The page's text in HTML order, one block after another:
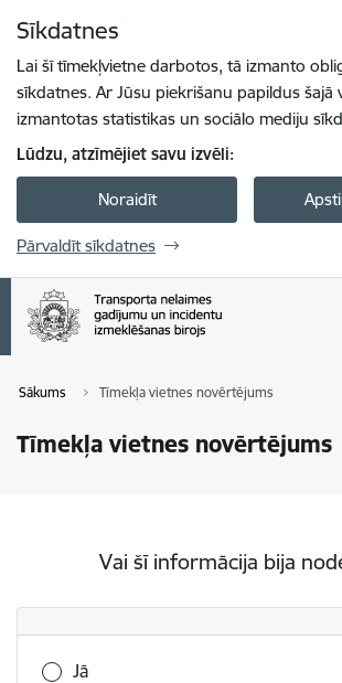
Sīkdatnes
Lai šī tīmekļvietne darbotos, tā izmanto
sīkdatnes. Ar Jūsu piekrišanu papildus šajā
izmantotas statistikas un sociālo mediju
Lūdzu, atzīmējiet savu izvēli:
Noraidīt
Pārvaldīt sīkdatnes
Sākums Tīmekļa vietnes novērtējums
Tīmekļa vietnes novērtējums
Vai šī informācija bija
Vai šī informācija bija noderīga?
Jā